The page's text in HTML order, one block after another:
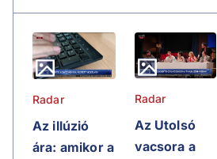
Radar
Az illúzió
ára: amikor a
Radar
Az Utolsó
vacsora a